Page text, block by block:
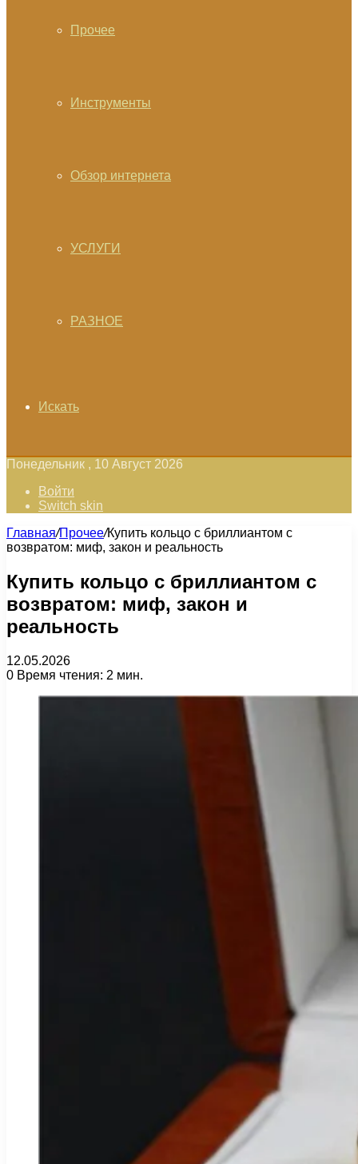
Прочее
Инструменты
Обзор интернета
УСЛУГИ
РАЗНОЕ
Искать
Понедельник , 10 Август 2026
Войти
Switch skin
Главная/Прочее/Купить кольцо с бриллиантом с
возвратом: миф, закон и реальность
Купить кольцо с бриллиантом с
возвратом: миф, закон и
реальность
12.05.2026
0 Время чтения: 2 мин.